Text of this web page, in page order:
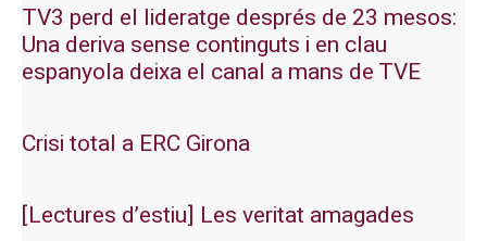
TV3 perd el lideratge després de 23 mesos:
Una deriva sense continguts i en clau
espanyola deixa el canal a mans de TVE
Crisi total a ERC Girona
[Lectures d’estiu] Les veritat amagades